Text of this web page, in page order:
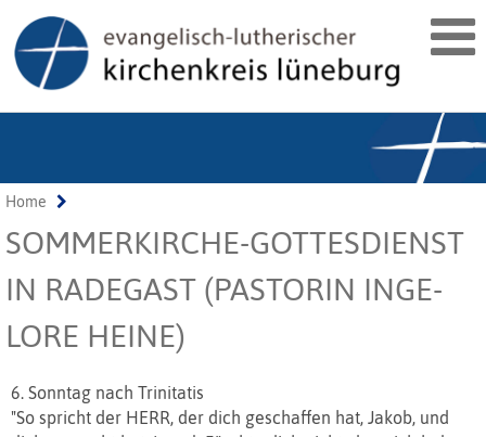
Home
SOMMERKIRCHE-GOTTESDIENST
IN RADEGAST (PASTORIN INGE-
LORE HEINE)
6. Sonntag nach Trinitatis
"So spricht der HERR, der dich geschaffen hat, Jakob, und